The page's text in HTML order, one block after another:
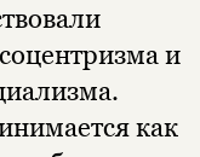
и
как